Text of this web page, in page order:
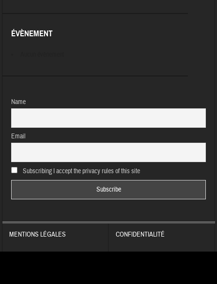
ÉVÈNEMENT
Name
Email
Subscribing I accept the privacy rules of this site
MENTIONS LÉGALES CONFIDENTIALITÉ